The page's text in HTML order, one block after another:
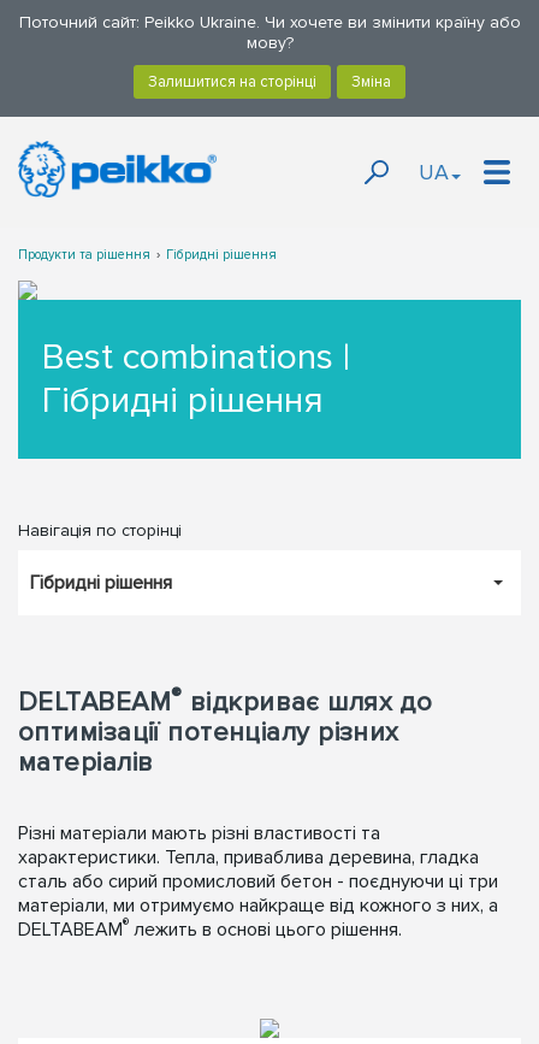
Поточний сайт: Peikko Ukraine. Чи хочете ви змінити країну або
мову?
UA
Продукти та рішення Гібридні рішення
Best combinations |
Гібридні рішення
Навігація по сторінці
Гібридні рішення
DELTABEAM® відкриває шлях до
оптимізації потенціалу різних
матеріалів
Різні матеріали мають різні властивості та
характеристики. Тепла, приваблива деревина, гладка
сталь або сирий промисловий бетон - поєднуючи ці три
матеріали, ми отримуємо найкраще від кожного з них, а
DELTABEAM® лежить в основі цього рішення.